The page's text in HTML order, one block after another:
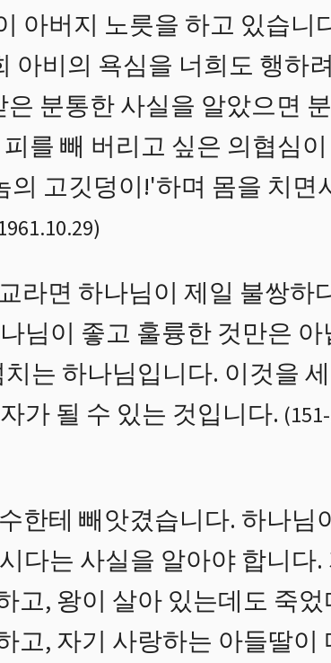
아버지 노릇을 하고 있습니
아비의 욕심을 너희도 행하
분통한 사실을 알았으면
를 빼 버리고 싶은 의협심
의 고깃덩이!'하며 몸을 치면
)
라면 하나님이 제일 불쌍하
님이 좋고 훌륭한 것만은 아
는 하나님입니다. 이것을
가 될 수 있는 것입니다. (151-
한테 빼앗겼습니다. 하나님
다는 사실을 알아야 합니다.
고, 왕이 살아 있는데도 죽었
고, 자기 사랑하는 아들딸이